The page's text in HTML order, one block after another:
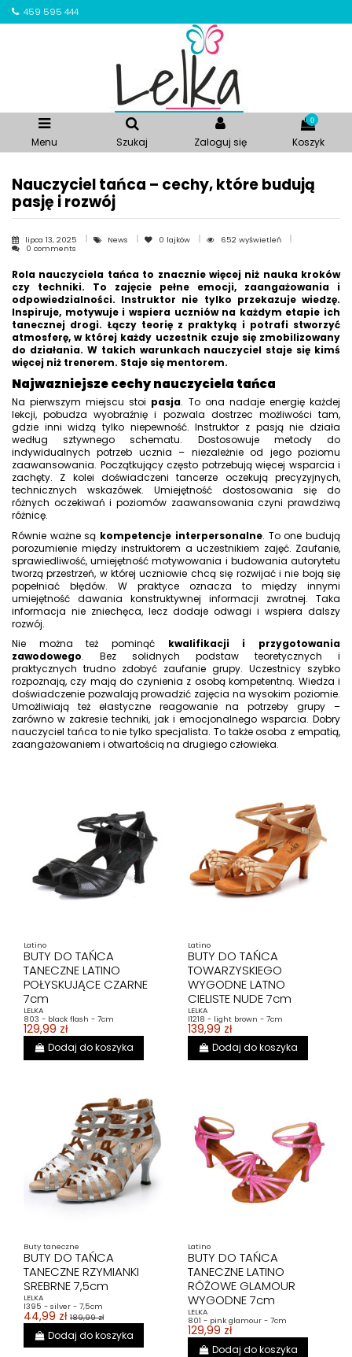
459 595 444
Menu Szukaj Zaloguj się
0
Koszyk
Nauczyciel tańca – cechy, które budują
pasję i rozwój
lipca 13, 2025 News 0 lajków
652 wyświetleń
0 comments
Rola nauczyciela tańca to znacznie więcej niż nauka kroków
czy techniki. To zajęcie pełne emocji, zaangażowania i
odpowiedzialności. Instruktor nie tylko przekazuje wiedzę.
Inspiruje, motywuje i wspiera uczniów na każdym etapie ich
tanecznej drogi. Łączy teorię z praktyką i potrafi stworzyć
atmosferę, w której każdy uczestnik czuje się zmobilizowany
do działania. W takich warunkach nauczyciel staje się kimś
więcej niż trenerem. Staje się mentorem.
Najwazniejsze cechy nauczyciela tańca
Na pierwszym miejscu stoi pasja. To ona nadaje energię każdej
lekcji, pobudza wyobraźnię i pozwala dostrzec możliwości tam,
gdzie inni widzą tylko niepewność. Instruktor z pasją nie działa
według sztywnego schematu. Dostosowuje metody do
indywidualnych potrzeb ucznia – niezależnie od jego poziomu
zaawansowania. Początkujący często potrzebują więcej wsparcia i
zachęty. Z kolei doświadczeni tancerze oczekują precyzyjnych,
technicznych wskazówek. Umiejętność dostosowania się do
różnych oczekiwań i poziomów zaawansowania czyni prawdziwą
różnicę.
Równie ważne są kompetencje interpersonalne. To one budują
porozumienie między instruktorem a uczestnikiem zajęć. Zaufanie,
sprawiedliwość, umiejętność motywowania i budowania autorytetu
tworzą przestrzeń, w której uczniowie chcą się rozwijać i nie boją się
popełniać błędów. W praktyce oznacza to między innymi
umiejętność dawania konstruktywnej informacji zwrotnej. Taka
informacja nie zniechęca, lecz dodaje odwagi i wspiera dalszy
rozwój.
Nie można też pominąć kwalifikacji i przygotowania
zawodowego. Bez solidnych podstaw teoretycznych i
praktycznych trudno zdobyć zaufanie grupy. Uczestnicy szybko
rozpoznają, czy mają do czynienia z osobą kompetentną. Wiedza i
doświadczenie pozwalają prowadzić zajęcia na wysokim poziomie.
Umożliwiają też elastyczne reagowanie na potrzeby grupy –
zarówno w zakresie techniki, jak i emocjonalnego wsparcia. Dobry
nauczyciel tańca to nie tylko specjalista. To także osoba z empatią,
zaangażowaniem i otwartością na drugiego człowieka.
Latino
BUTY DO TAŃCA
TANECZNE LATINO
POŁYSKUJĄCE CZARNE
7cm
LELKA
803 - black flash - 7cm
129,99 zł
Dodaj do koszyka
Latino
BUTY DO TAŃCA
TOWARZYSKIEGO
WYGODNE LATNO
CIELISTE NUDE 7cm
LELKA
l1218 - light brown - 7cm
139,99 zł
Dodaj do koszyka
Buty taneczne
BUTY DO TAŃCA
TANECZNE RZYMIANKI
SREBRNE 7,5cm
LELKA
l395 - silver - 7,5cm
44,99 zł 189,99 zł
Dodaj do koszyka
Latino
BUTY DO TAŃCA
TANECZNE LATINO
RÓŻOWE GLAMOUR
WYGODNE 7cm
LELKA
801 - pink glamour - 7cm
129,99 zł
Dodaj do koszyka